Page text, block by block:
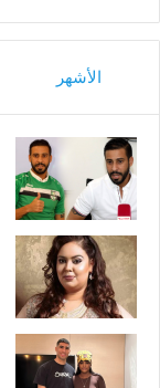
الأشهر